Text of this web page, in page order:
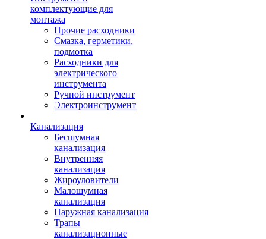
комплектующие для
монтажа
Прочие расходники
Смазка, герметики,
подмотка
Расходники для
электрического
инструмента
Ручной инструмент
Электроинструмент
Канализация
Бесшумная
канализация
Внутренняя
канализация
Жироуловители
Малошумная
канализация
Наружная канализация
Трапы
канализационные